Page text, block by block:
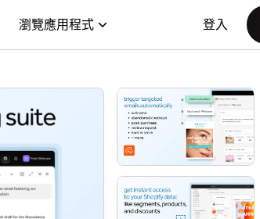
瀏覽應用程式 登入